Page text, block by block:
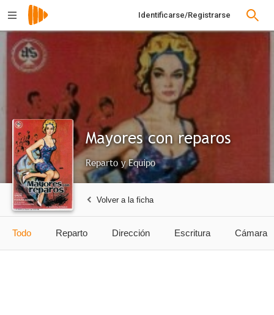
Identificarse/Registrarse
Mayores con reparos
Reparto y Equipo
Volver a la ficha
Todo Reparto Dirección Escritura Cámara